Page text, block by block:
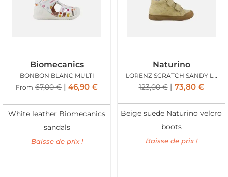
Biomecanics
BONBON BLANC MULTI
From 67,00€ 46,90 €
White leather Biomecanics
sandals
Baisse de prix !
Naturino
LORENZ SCRATCH SANDY LOVE
123,00€ 73,80 €
Beige suede Naturino velcro
boots
Baisse de prix !